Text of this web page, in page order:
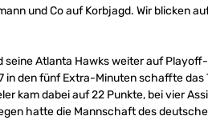
und Co auf Korbjagd. Wir blicken
seine Atlanta Hawks weiter auf
in den fünf Extra-Minuten schaffte das
kam dabei auf 22 Punkte, bei vier
hatte die Mannschaft des